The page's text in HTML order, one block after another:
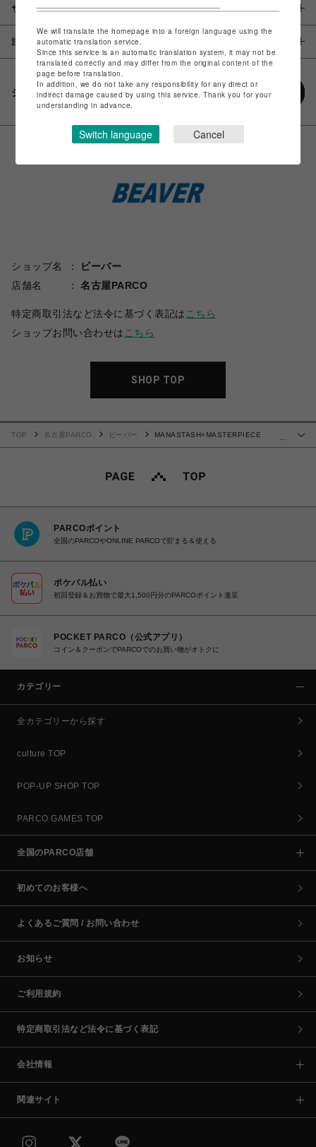
サイズ
注意事項
シェアする
ショップ名
ビーバー
店舗名
名古屋PARCO
特定商取引法など法令に基づく表記は こちら
ショップお問い合わせは こちら
SHOP TOP
…
TOP 名古屋PARCO ビーバー
MANASTASH×MASTERPIECE
PARCOポイント
全国のPARCOやONLINE PARCOで貯まる＆使える
ポケパル払い
初回登録＆お買物で最大1,500円分のPARCOポイント進呈
POCKET PARCO（公式アプリ）
コイン＆クーポンでPARCOでのお買い物がオトクに
カテゴリー
全カテゴリーから探す
culture TOP
POP-UP SHOP TOP
PARCO GAMES TOP
全国のPARCO店舗
初めてのお客様へ
よくあるご質問 / お問い合わせ
お知らせ
ご利用規約
特定商取引法など法令に基づく表記
会社情報
関連サイト
We will translate the homepage into a foreign language using the
automatic translation service.
Since this service is an automatic translation system, it may not be
translated correctly and may differ from the original content of the
page before translation.
In addition, we do not take any responsibility for any direct or
indirect damage caused by using this service. Thank you for your
understanding in advance.
Switch language Cancel